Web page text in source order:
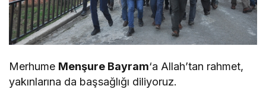
Merhume Menşure Bayram‘a Allah’tan rahmet,
yakınlarına da başsağlığı diliyoruz.